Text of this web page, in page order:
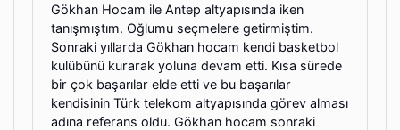
Gökhan Hocam ile Antep altyapısında iken
tanışmıştım. Oğlumu seçmelere getirmiştim.
Sonraki yıllarda Gökhan hocam kendi basketbol
kulübünü kurarak yoluna devam etti. Kısa sürede
bir çok başarılar elde etti ve bu başarılar
kendisinin Türk telekom altyapısında görev alması
adına referans oldu. Gökhan hocam sonraki